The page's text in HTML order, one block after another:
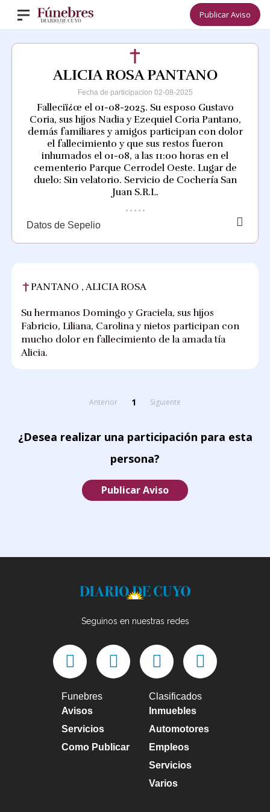
Publicar Aviso
ALICIA ROSA PANTANO
Fecha de participacion 02-08-2025
Falleciï¿œ el 01-08-2025. Su esposo Gustavo
Coria, sus hijos Nadia y Ezequiel Coria Pantano,
demás familiares y amigos participan con dolor
el fallecimiento y que sus restos fueron
inhumados el 01-08, a las 11:00 horas en el
cementerio Parque Cerrodel Oeste. Lugar de
duelo: Sin velatorio. Servicio de Cochería San
Juan S.R.L.
Datos de Sepelio
PANTANO , ALICIA ROSA
Su hermanos Domingo y Graciela, sus hijos
Fabricio, Liliana, Carolina y nietos participan con
mucho dolor en fallecimiento de la amada tía
Alicia.
Anterior 1 Siguiente
¿Desea realizar una participación para esta
persona?
Publicar Aviso
Seguinos en nuestras redes
Funebres
Avisos
Servicios
Como Publicar
Clasificados
Inmuebles
Automotores
Empleos
Servicios
Varios